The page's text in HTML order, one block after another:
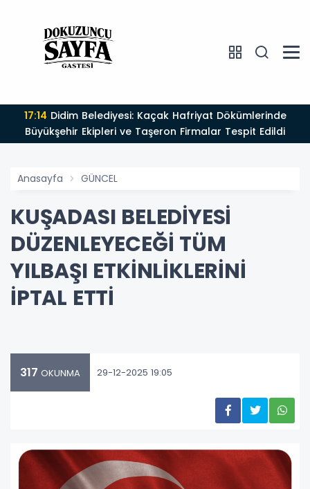
Edildi
16:22
ÇALIŞMALARI ARALIKSIZ SÜRÜYOR
Anasayfa GÜNCEL
KUŞADASI BELEDİYESİ
DÜZENLEYECEĞİ TÜM
YILBAŞI ETKİNLİKLERİNİ
İPTAL ETTİ
317 OKUNMA 29-12-2025 19:05